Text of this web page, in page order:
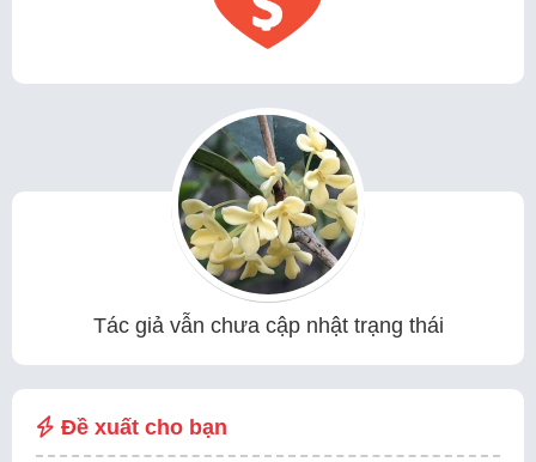
Tác giả vẫn chưa cập nhật trạng thái
Đề xuất cho bạn